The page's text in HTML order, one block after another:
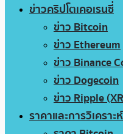
ข่าวคริปโตเคอเรนซี่
ข่าว Bitcoin
ข่าว Ethereum
ข่าว Binance
ข่าว Dogecoin
ข่าว Ripple
ราคาและการวิเคราะห์